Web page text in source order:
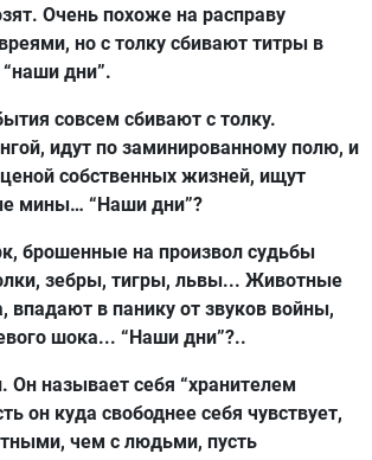
Очень похоже на расправу
но с толку сбивают титры в
дни”.
совсем сбивают с толку.
идут по заминированному полю, и
собственных жизней, ищут
мины… “Наши дни”?
брошенные на произвол судьбы
зебры, тигры, львы... Животные
впадают в панику от звуков войны,
шока... “Наши дни”?..
Он называет себя “хранителем
он куда свободнее себя чувствует,
чем с людьми, пусть